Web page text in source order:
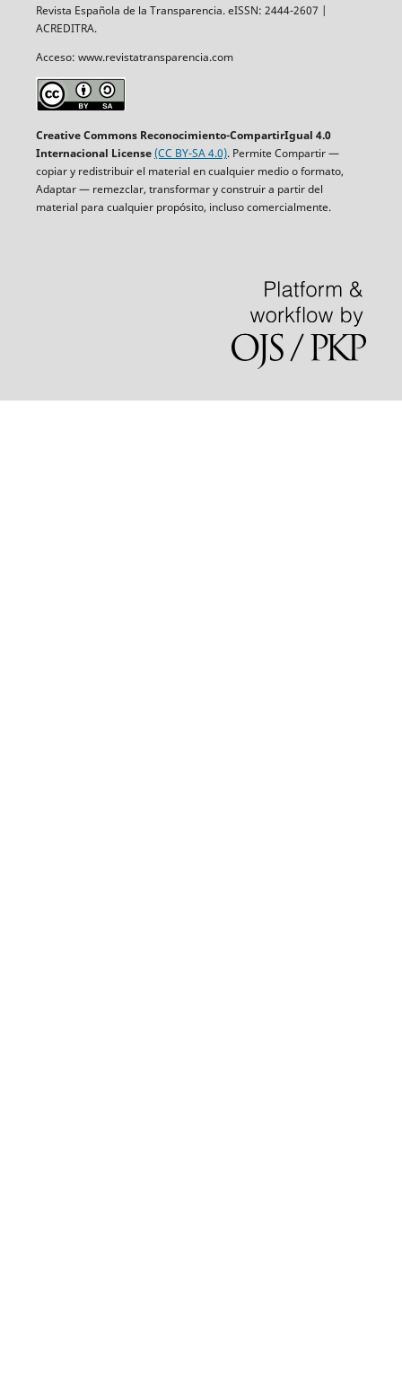
Revista Española de la Transparencia. eISSN: 2444-2607 |
ACREDITRA.
Acceso: www.revistatransparencia.com
Creative Commons Reconocimiento-CompartirIgual 4.0
Internacional License(CC BY-SA 4.0). Permite Compartir —
copiar y redistribuir el material en cualquier medio o formato,
Adaptar — remezclar, transformar y construir a partir del
material para cualquier propósito, incluso comercialmente.